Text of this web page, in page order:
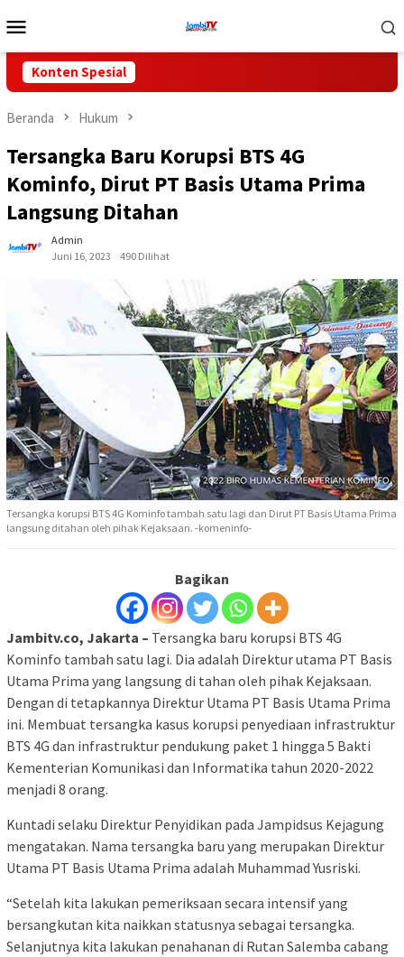
ke
Mobile
Konten Spesial
Beranda Hukum
Tersangka Baru Korupsi BTS 4G
Kominfo, Dirut PT Basis Utama Prima
Langsung Ditahan
Admin
Juni 16, 2023
490 Dilihat
Tersangka korupsi BTS 4G Kominfo tambah satu lagi dan Dirut PT Basis Utama Prima
langsung ditahan oleh pihak Kejaksaan. -komeninfo-
Bagikan
Jambitv.co, Jakarta – Tersangka baru korupsi BTS 4G
Kominfo tambah satu lagi. Dia adalah Direktur utama PT Basis
Utama Prima yang langsung di tahan oleh pihak Kejaksaan.
Dengan di tetapkannya Direktur Utama PT Basis Utama Prima
ini. Membuat tersangka kasus korupsi penyediaan infrastruktur
BTS 4G dan infrastruktur pendukung paket 1 hingga 5 Bakti
Kementerian Komunikasi dan Informatika tahun 2020-2022
menjadi 8 orang.
Kuntadi selaku Direktur Penyidikan pada Jampidsus Kejagung
mengatakan. Nama tersangka baru yang merupakan Direktur
Utama PT Basis Utama Prima adalah Muhammad Yusriski.
“Setelah kita lakukan pemeriksaan secara intensif yang
bersangkutan kita naikkan statusnya sebagai tersangka.
Selanjutnya kita lakukan penahanan di Rutan Salemba cabang